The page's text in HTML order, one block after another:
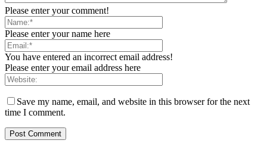
Please enter your comment!
Please enter your name here
You have entered an incorrect email address!
Please enter your email address here
Save my name, email, and website in this browser for the next
time I comment.